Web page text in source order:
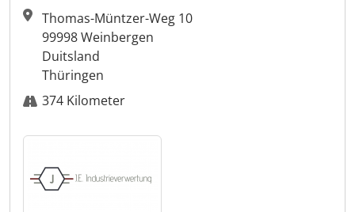
Thomas-Müntzer-Weg 10
99998 Weinbergen
Duitsland
Thüringen
374 Kilometer